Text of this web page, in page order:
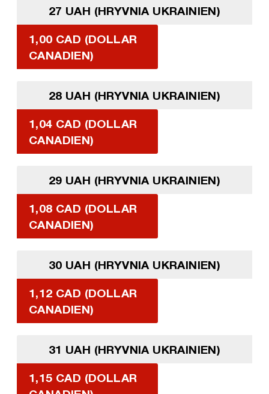
27 UAH (HRYVNIA UKRAINIEN)
1,00 CAD (DOLLAR
CANADIEN)
28 UAH (HRYVNIA UKRAINIEN)
1,04 CAD (DOLLAR
CANADIEN)
29 UAH (HRYVNIA UKRAINIEN)
1,08 CAD (DOLLAR
CANADIEN)
30 UAH (HRYVNIA UKRAINIEN)
1,12 CAD (DOLLAR
CANADIEN)
31 UAH (HRYVNIA UKRAINIEN)
1,15 CAD (DOLLAR